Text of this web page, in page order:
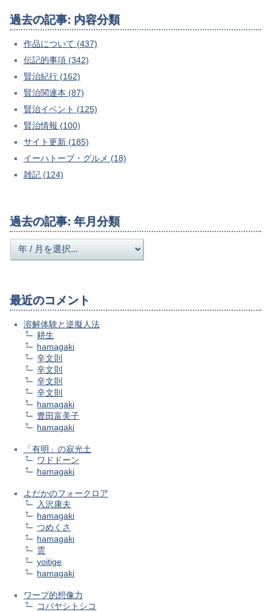
過去の記事: 内容分類
作品について (437)
伝記的事項 (342)
賢治紀行 (162)
賢治関連本 (87)
賢治イベント (125)
賢治情報 (100)
サイト更新 (185)
イーハトーブ・グルメ (18)
雑記 (124)
過去の記事: 年月分類
最近のコメント
溶解体験と逆擬人法
耕生
hamagaki
辛文則
辛文則
辛文則
辛文則
hamagaki
豊田富美子
hamagaki
「有明」の寂光土
ワドドーン
hamagaki
よだかのフォークロア
入沢康夫
hamagaki
つめくさ
hamagaki
雲
yoitige
hamagaki
ワープ的想像力
コバヤシトシコ